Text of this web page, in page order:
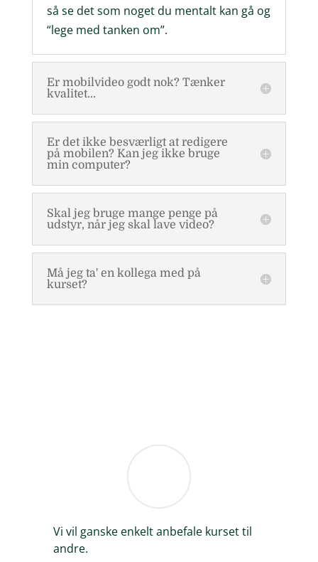
så se det som noget du mentalt kan gå og
“lege med tanken om”.
Er mobilvideo godt nok? Tænker
kvalitet...
Er det ikke besværligt at redigere
på mobilen? Kan jeg ikke bruge
min computer?
Skal jeg bruge mange penge på
udstyr, når jeg skal lave video?
Må jeg ta' en kollega med på
kurset?
Vi vil ganske enkelt anbefale kurset til
andre.